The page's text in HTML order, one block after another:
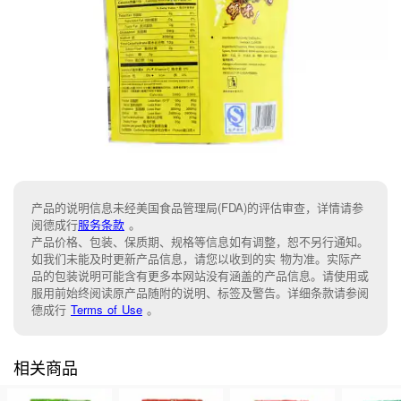
产品的说明信息未经美国食品管理局(FDA)的评估审查，详情请参
阅德成行服务条款 。
产品价格、包装、保质期、规格等信息如有调整，恕不另行通知。
如我们未能及时更新产品信息，请您以收到的实 物为准。实际产
品的包装说明可能含有更多本网站没有涵盖的产品信息。请使用或
服用前始终阅读原产品随附的说明、标签及警告。详细条款请参阅
德成行 Terms of Use 。
相关商品